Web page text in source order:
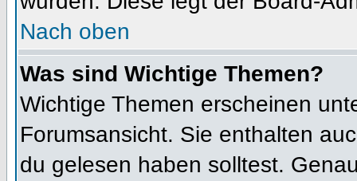
Nach oben
Was sind Wichtige Themen?
Wichtige Themen erscheinen
Forumsansicht. Sie enthalten
du gelesen haben solltest.